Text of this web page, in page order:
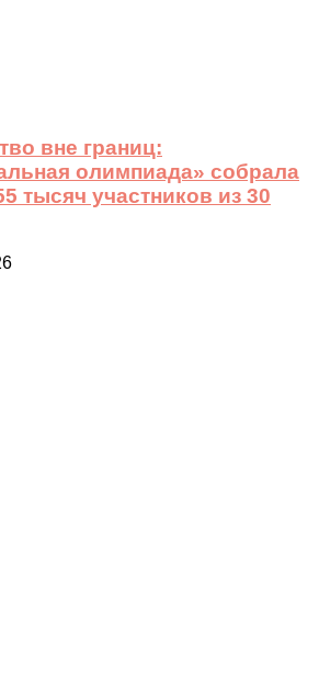
вне границ:
олимпиада» собрала
тысяч участников из 30